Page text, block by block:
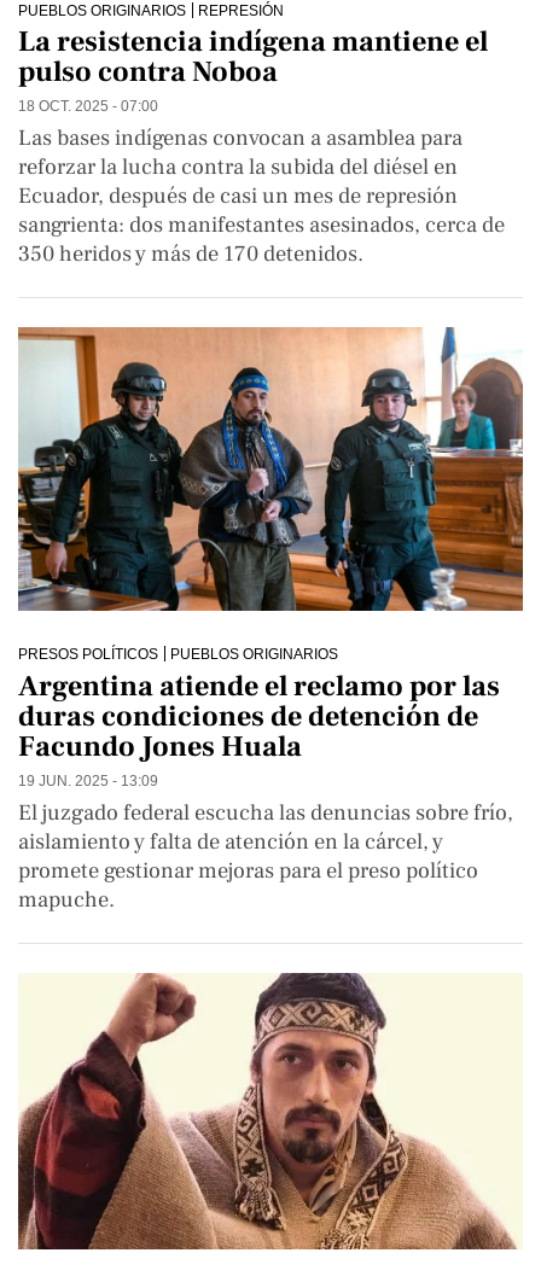
PUEBLOS ORIGINARIOS REPRESIÓN
La resistencia indígena mantiene el
pulso contra Noboa
18 OCT. 2025 - 07:00
Las bases indígenas convocan a asamblea para
reforzar la lucha contra la subida del diésel en
Ecuador, después de casi un mes de represión
sangrienta: dos manifestantes asesinados, cerca de
350 heridos y más de 170 detenidos.
PRESOS POLÍTICOS PUEBLOS ORIGINARIOS
Argentina atiende el reclamo por las
duras condiciones de detención de
Facundo Jones Huala
19 JUN. 2025 - 13:09
El juzgado federal escucha las denuncias sobre frío,
aislamiento y falta de atención en la cárcel, y
promete gestionar mejoras para el preso político
mapuche.